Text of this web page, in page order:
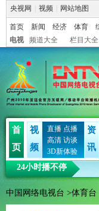
央视网 视频 网站地图
首页 新闻 经济 体育
电视
频道大全 栏目大全
首
页
视
频
直播 点播
高清 访谈
3D新体验
资
讯
24小时播不停
中国网络电视台 >体育台